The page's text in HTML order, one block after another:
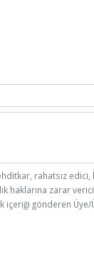
rahatsız
haklarına zarar
gönderen Üye/